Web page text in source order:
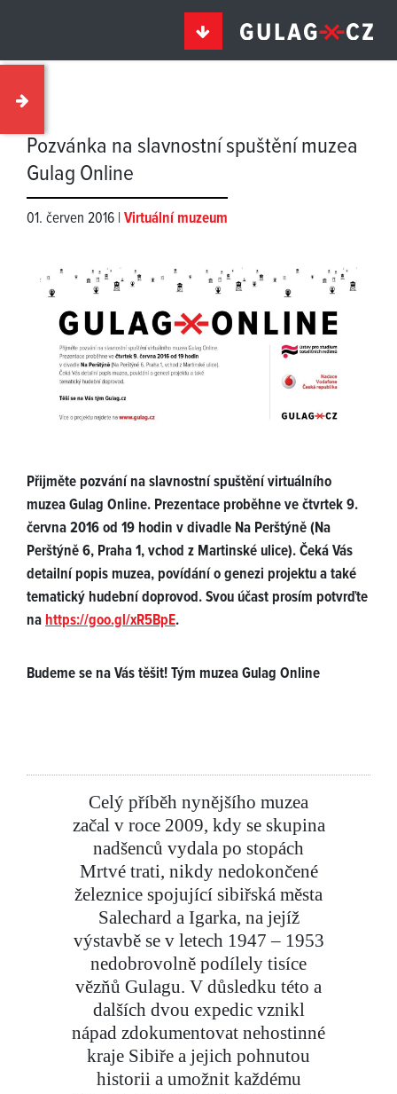
Pozvánka na slavnostní spuštění muzea
Gulag Online
01. červen 2016 | Virtuální muzeum
Přijměte pozvání na slavnostní spuštění virtuálního
muzea Gulag Online. Prezentace proběhne ve čtvrtek 9.
června 2016 od 19 hodin v divadle Na Perštýně (Na
Perštýně 6, Praha 1, vchod z Martinské ulice). Čeká Vás
detailní popis muzea, povídání o genezi projektu a také
tematický hudební doprovod. Svou účast prosím potvrďte
nahttps://goo.gl/xR5BpE.
Budeme se na Vás těšit! Tým muzea Gulag Online
Celý příběh nynějšího muzea
začal v roce 2009, kdy se skupina
nadšenců vydala po stopách
Mrtvé trati, nikdy nedokončené
železnice spojující sibiřská města
Salechard a Igarka, na jejíž
výstavbě se v letech 1947 – 1953
nedobrovolně podílely tisíce
vězňů Gulagu. V důsledku této a
dalších dvou expedic vznikl
nápad zdokumentovat nehostinné
kraje Sibiře a jejich pohnutou
historii a umožnit každému